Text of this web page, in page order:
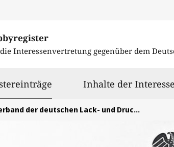
Interessenvertretung gegenüber dem
ausgewähltInhalte der
der deutschen Lack- und Druckfarbenindustrie e.V.